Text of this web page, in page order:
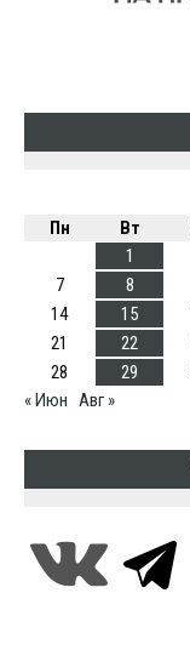
Пн
Вт
1
7
8
14
15
21
22
28
29
« Июн
Авг »